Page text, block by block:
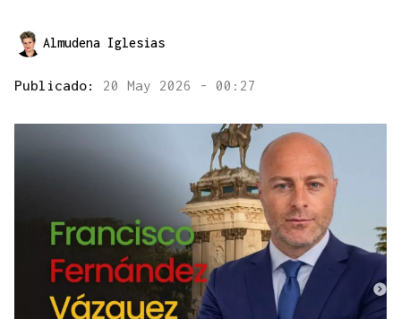
Almudena Iglesias
Publicado: 20 May 2026 - 00:27